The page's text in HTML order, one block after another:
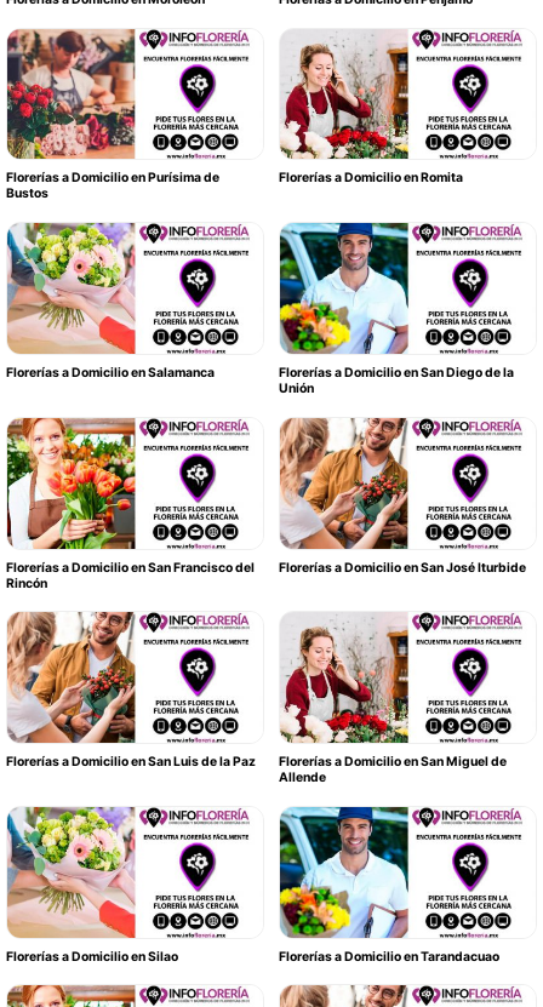
Florerías a Domicilio en Purísima de
Bustos
Florerías a Domicilio en Romita
Florerías a Domicilio en Salamanca
Florerías a Domicilio en San Diego de la
Unión
Florerías a Domicilio en San Francisco del
Rincón
Florerías a Domicilio en San José Iturbide
Florerías a Domicilio en San Luis de la Paz
Florerías a Domicilio en San Miguel de
Allende
Florerías a Domicilio en Silao Florerías a Domicilio en Tarandacuao